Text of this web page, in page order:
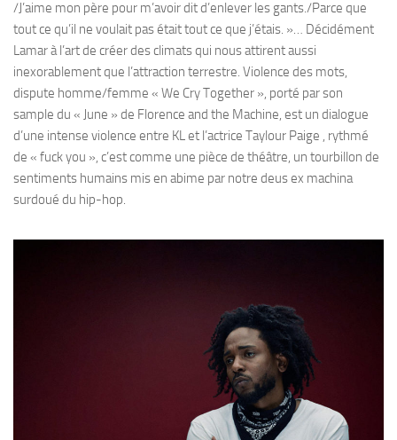
/J’aime mon père pour m’avoir dit d’enlever les gants./Parce que
tout ce qu’il ne voulait pas était tout ce que j’étais. »… Décidément
Lamar à l’art de créer des climats qui nous attirent aussi
inexorablement que l’attraction terrestre. Violence des mots,
dispute homme/femme « We Cry Together », porté par son
sample du « June » de Florence and the Machine, est un dialogue
d’une intense violence entre KL et l’actrice Taylour Paige , rythmé
de « fuck you », c’est comme une pièce de théâtre, un tourbillon de
sentiments humains mis en abime par notre deus ex machina
surdoué du hip-hop.